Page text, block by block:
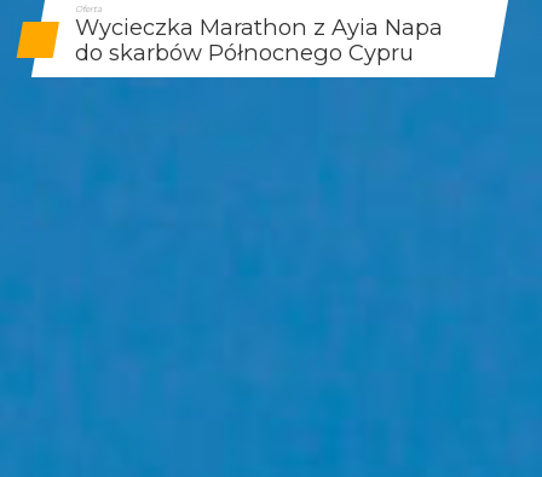
Oferta
Wycieczka Marathon z Ayia Napa
do skarbów Północnego Cypru